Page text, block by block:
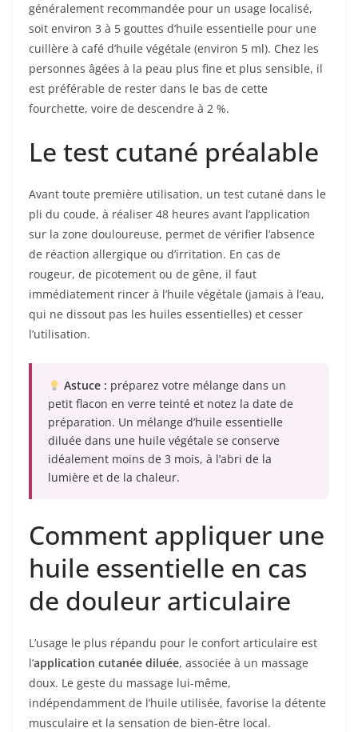
généralement recommandée pour un usage localisé,
soit environ 3 à 5 gouttes d’huile essentielle pour une
cuillère à café d’huile végétale (environ 5 ml). Chez les
personnes âgées à la peau plus fine et plus sensible, il
est préférable de rester dans le bas de cette
fourchette, voire de descendre à 2 %.
Le test cutané préalable
Avant toute première utilisation, un test cutané dans le
pli du coude, à réaliser 48 heures avant l’application
sur la zone douloureuse, permet de vérifier l’absence
de réaction allergique ou d’irritation. En cas de
rougeur, de picotement ou de gêne, il faut
immédiatement rincer à l’huile végétale (jamais à l’eau,
qui ne dissout pas les huiles essentielles) et cesser
l’utilisation.
Astuce : préparez votre mélange dans un
petit flacon en verre teinté et notez la date de
préparation. Un mélange d’huile essentielle
diluée dans une huile végétale se conserve
idéalement moins de 3 mois, à l’abri de la
lumière et de la chaleur.
Comment appliquer une
huile essentielle en cas
de douleur articulaire
L’usage le plus répandu pour le confort articulaire est
l’application cutanée diluée, associée à un massage
doux. Le geste du massage lui-même,
indépendamment de l’huile utilisée, favorise la détente
musculaire et la sensation de bien-être local.